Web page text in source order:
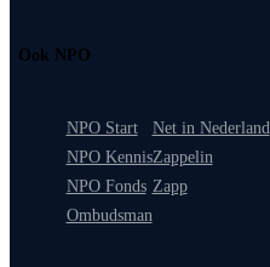
Ook NPO
NPO Start
NPO Kennis
NPO Fonds
Ombudsman
Net in Nederland
Zappelin
Zapp